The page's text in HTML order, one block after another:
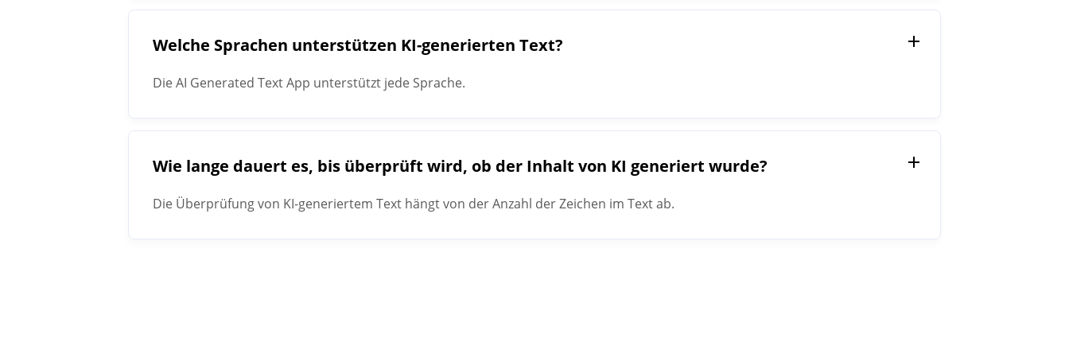
Welche Sprachen unterstützen KI-generierten Text?
Die AI Generated Text App unterstützt jede Sprache.
Wie lange dauert es, bis überprüft wird, ob der Inhalt von KI generiert wurde?
Die Überprüfung von KI-generiertem Text hängt von der Anzahl der Zeichen im Text ab.